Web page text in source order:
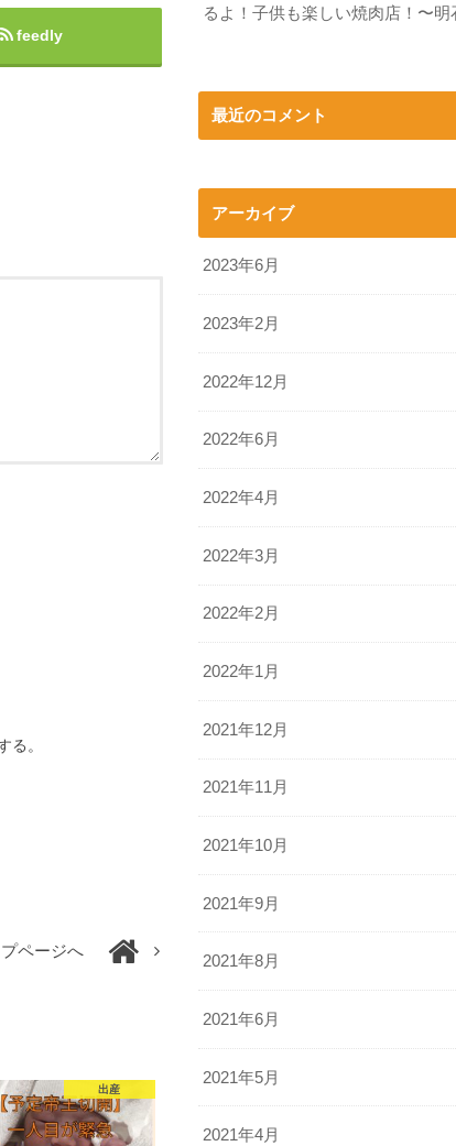
feedly
る。
プページへ
出産
るよ！子供も楽しい焼肉店！〜明
最近のコメント
アーカイブ
2023年6月
2023年2月
2022年12月
2022年6月
2022年4月
2022年3月
2022年2月
2022年1月
2021年12月
2021年11月
2021年10月
2021年9月
2021年8月
2021年6月
2021年5月
2021年4月